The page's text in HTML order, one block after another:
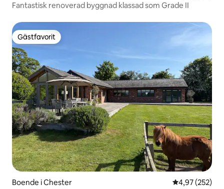
Fantastisk renoverad byggnad klassad som Grade II
Gästfavorit
Gästfavorit
Boende i Chester 4,97 av 5 i
4,97 (252)